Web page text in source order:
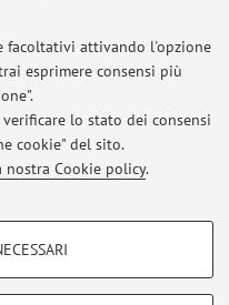
facoltativi attivando l'opzione
esprimere consensi più
lo stato dei consensi
cookie" del sito.
nostra Cookie policy.
presenti avvisi.
del sito.